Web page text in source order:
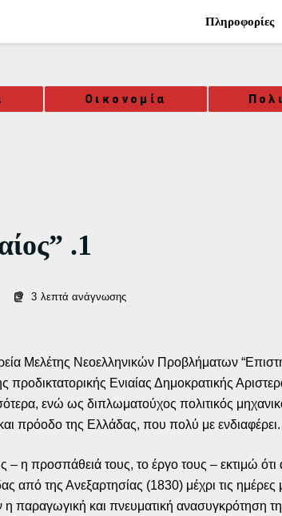
Πληροφορίες
Οικονομία
.1
3 λεπτά ανάγνωσης
Μελέτης Νεοελληνικών Προβλήματων
προδικτατορικής Ενιαίας Δημοκρατικής
ενώ ως διπλωματούχος πολιτικός
και πρόοδο της Ελλάδας, που πολύ με ενδιαφέρει.
η προσπάθειά τους, το έργο τους – εκτιμώ
από της Ανεξαρτησίας (1830) μέχρι τις
παραγωγική και πνευματική ανασυγκρότηση